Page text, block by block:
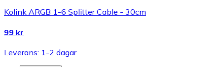
Kolink ARGB 1-6 Splitter Cable - 30cm
99 kr
Leverans: 1-2 dagar